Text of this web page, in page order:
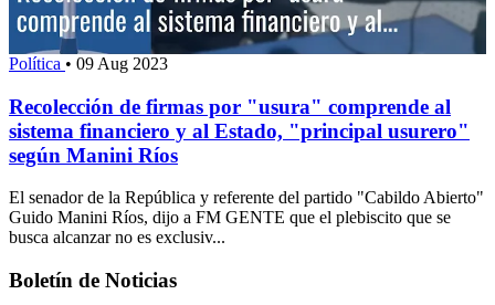
Política • 09 Aug 2023
Recolección de firmas por "usura" comprende al
sistema financiero y al Estado, "principal usurero"
según Manini Ríos
El senador de la República y referente del partido "Cabildo Abierto"
Guido Manini Ríos, dijo a FM GENTE que el plebiscito que se
busca alcanzar no es exclusiv...
Boletín de Noticias